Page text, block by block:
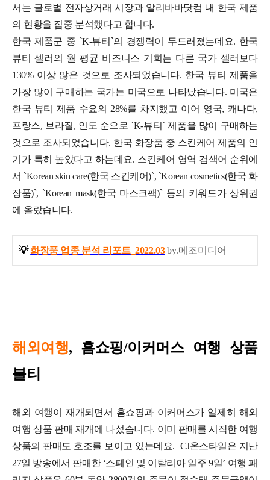
서는 글로벌 전자상거래 시장과 알리바바닷컴 내 한국 제품
의 현황을 집중 분석했다고 합니다.
한국 제품군 중 `K-뷰티`의 경쟁력이 두드러졌는데요. 한국
뷰티 셀러의 월 평균 비즈니스 기회는 다른 국가 셀러보다
130% 이상 많은 것으로 조사되었습니다. 한국 뷰티 제품을
가장 많이 구매하는 국가는 미국으로 나타났습니다. 미국은
한국 뷰티 제품 수요의 28%를 차지 했고 이어 영국, 캐나다,
프랑스, 브라질, 인도 순으로 `K-뷰티` 제품을 많이 구매하는
것으로 조사되었습니다. 한국 화장품 중 스킨케어 제품의 인
기가 특히 높았다고 하는데요. 스킨케어 영역 검색어 순위에
서 `Korean skin care(한국 스킨케어)`, `Korean cosmetics(한국 화
장품)`, `Korean mask(한국 마스크팩)` 등의 키워드가 상위권
에 올랐습니다.
💡화장품 업종 분석 리포트_2022.03 by.메조미디어
해외여행, 홈쇼핑/이커머스 여행 상품
불티
해외 여행이 재개되면서 홈쇼핑과 이커머스가 일제히 해외
여행 상품 판매 재개에 나섰습니다. 이미 판매를 시작한 여행
상품의 판매도 호조를 보이고 있는데요. CJ온스타일은 지난
27일 방송에서 판매한 ‘스페인 및 이탈리아 일주 9일’ 여행 패